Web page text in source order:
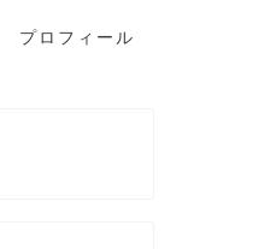
プロフィール